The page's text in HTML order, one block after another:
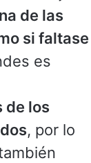
de las
si faltase
es
de los
, por lo